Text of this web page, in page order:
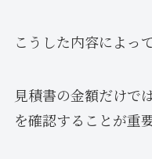
こうした内容によっ
見積書の金額だけで
を確認することが重要